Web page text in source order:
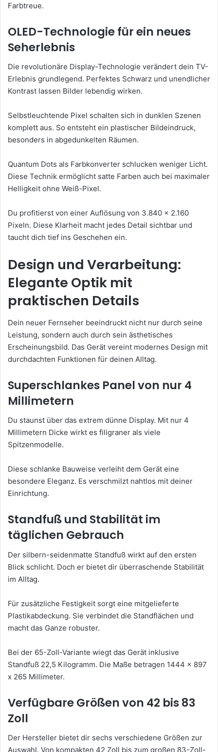
Farbtreue.
OLED-Technologie für ein neues
Seherlebnis
Die revolutionäre Display-Technologie verändert dein TV-
Erlebnis grundlegend. Perfektes Schwarz und unendlicher
Kontrast lassen Bilder lebendig wirken.
Selbstleuchtende Pixel schalten sich in dunklen Szenen
komplett aus. So entsteht ein plastischer Bildeindruck,
besonders in abgedunkelten Räumen.
Quantum Dots als Farbkonverter schlucken weniger Licht.
Diese Technik ermöglicht satte Farben auch bei maximaler
Helligkeit ohne Weiß-Pixel.
Du profitierst von einer Auflösung von 3.840 x 2.160
Pixeln. Diese Klarheit macht jedes Detail sichtbar und
taucht dich tief ins Geschehen ein.
Design und Verarbeitung:
Elegante Optik mit
praktischen Details
Dein neuer Fernseher beeindruckt nicht nur durch seine
Leistung, sondern auch durch sein ästhetisches
Erscheinungsbild. Das Gerät vereint modernes Design mit
durchdachten Funktionen für deinen Alltag.
Superschlankes Panel von nur 4
Millimetern
Du staunst über das extrem dünne Display. Mit nur 4
Millimetern Dicke wirkt es filigraner als viele
Spitzenmodelle.
Diese schlanke Bauweise verleiht dem Gerät eine
besondere Eleganz. Es verschmilzt nahtlos mit deiner
Einrichtung.
Standfuß und Stabilität im
täglichen Gebrauch
Der silbern-seidenmatte Standfuß wirkt auf den ersten
Blick schlicht. Doch er bietet dir überraschende Stabilität
im Alltag.
Für zusätzliche Festigkeit sorgt eine mitgelieferte
Plastikabdeckung. Sie verbindet die Standflächen und
macht das Ganze robuster.
Bei der 65-Zoll-Variante wiegt das Gerät inklusive
Standfuß 22,5 Kilogramm. Die Maße betragen 1444 x 897
x 265 Millimeter.
Verfügbare Größen von 42 bis 83
Zoll
Der Hersteller bietet dir sechs verschiedene Größen zur
Auswahl. Von kompakten 42 Zoll bis zum großen 83-Zoll-